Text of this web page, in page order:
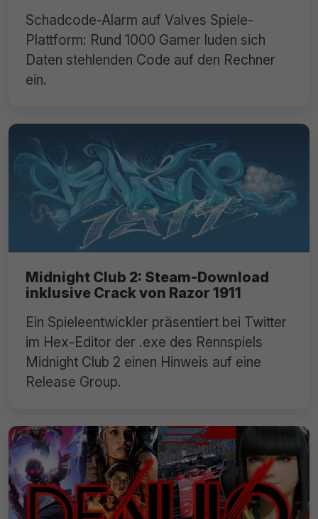
Schadcode-Alarm auf Valves Spiele-
Plattform: Rund 1000 Gamer luden sich
Daten stehlenden Code auf den Rechner
ein.
Midnight Club 2: Steam-Download
inklusive Crack von Razor 1911
Ein Spieleentwickler präsentiert bei Twitter
im Hex-Editor der .exe des Rennspiels
Midnight Club 2 einen Hinweis auf eine
Release Group.